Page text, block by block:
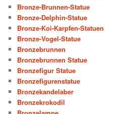
Bronze-Brunnen-Statue
Bronze-Delphin-Statue
Bronze-Koi-Karpfen-Statuen
Bronze-Vogel-Statue
Bronzebrunnen
Bronzebrunnen Statue
Bronzefigur Statue
Bronzefigurenstatue
Bronzekandelaber
Bronzekrokodil